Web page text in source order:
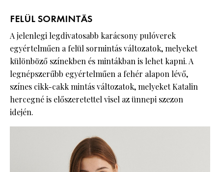
FELÜL SORMINTÁS
A jelenlegi legdivatosabb karácsony pulóverek
egyértelműen a felül sormintás változatok, melyeket
különböző színekben és mintákban is lehet kapni. A
legnépszerűbb egyértelműen a fehér alapon lévő,
színes cikk-cakk mintás változatok, melyeket Katalin
hercegné is előszeretettel visel az ünnepi szezon
idején.